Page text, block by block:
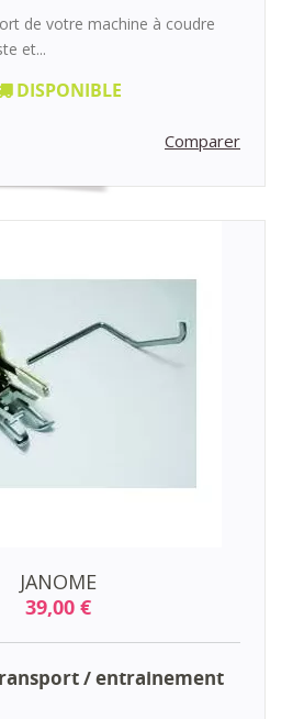
de votre machine à coudre
et...
DISPONIBLE
Comparer
JANOME
39,00 €
/ entrainement